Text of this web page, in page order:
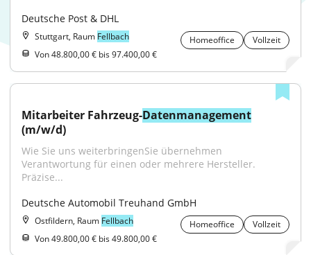
Deutsche Post & DHL
Stuttgart, Raum Fellbach Homeoffice
Vollzeit
Von 48.800,00 € bis 97.400,00 €
Mitarbeiter Fahrzeug-Datenmanagement
(m/w/d)
Wie Sie uns weiterbringenSie übernehmen
Verantwortung für einen oder mehrere Hersteller.
Präzise...
Deutsche Automobil Treuhand GmbH
Ostfildern, Raum Fellbach Homeoffice
Vollzeit
Von 49.800,00 € bis 49.800,00 €